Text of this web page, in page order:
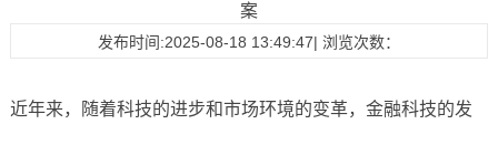
案
发布时间:2025-08-18 13:49:47| 浏览次数：
近年来，随着科技的进步和市场环境的变革，金融科技的发